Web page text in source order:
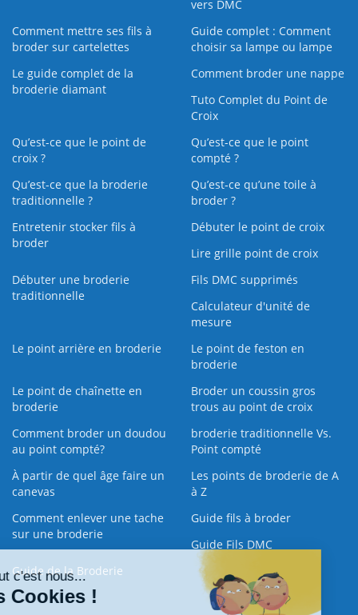
vers DMC
Comment mettre ses fils à
broder sur cartelettes
Guide complet : Comment
choisir sa lampe ou lampe
Le guide complet de la
broderie diamant
Comment broder une nappe
Tuto Complet du Point de
Croix
Qu’est-ce que le point de
croix ?
Qu’est-ce que le point
compté ?
Qu’est-ce que la broderie
traditionnelle ?
Qu’est‑ce qu’une toile à
broder ?
Entretenir stocker fils à
broder
Débuter le point de croix
Lire grille point de croix
Débuter une broderie
traditionnelle
Fils DMC supprimés
Calculateur d'unité de
mesure
Le point arrière en broderie
Le point de feston en
broderie
Le point de chaînette en
broderie
Broder un coussin gros
trous au point de croix
Comment broder un doudou
au point compté?
broderie traditionnelle Vs.
Point compté
À partir de quel âge faire un
canevas
Les points de broderie de A
à Z
Comment enlever une tache
sur une broderie
Guide fils à broder
Guide Fils DMC
Guide de la Broderie